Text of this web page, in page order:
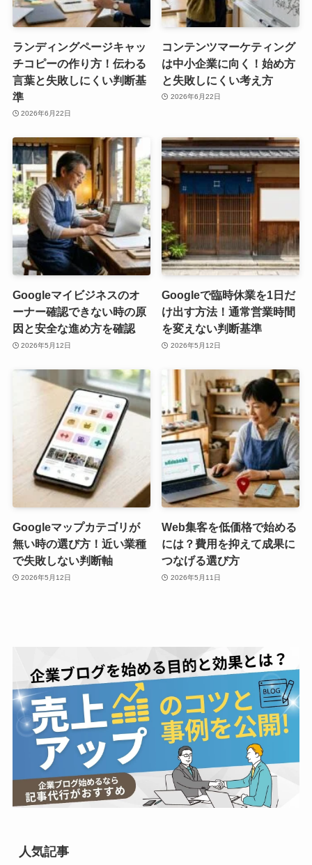
ランディングページキャッ
チコピーの作り方！伝わる
言葉と失敗しにくい判断基
準
2026年6月22日
コンテンツマーケティング
は中小企業に向く！始め方
と失敗しにくい考え方
2026年6月22日
Googleマイビジネスのオ
ーナー確認できない時の原
因と安全な進め方を確認
2026年5月12日
Googleで臨時休業を1日だ
け出す方法！通常営業時間
を変えない判断基準
2026年5月12日
Googleマップカテゴリが
無い時の選び方！近い業種
で失敗しない判断軸
2026年5月12日
Web集客を低価格で始める
には？費用を抑えて成果に
つなげる選び方
2026年5月11日
人気記事